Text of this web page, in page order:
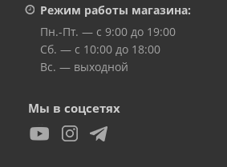
Режим работы магазина:
Пн.-Пт. — с 9:00 до 19:00
Сб. — с 10:00 до 18:00
Вс. — выходной
Мы в соцсетях